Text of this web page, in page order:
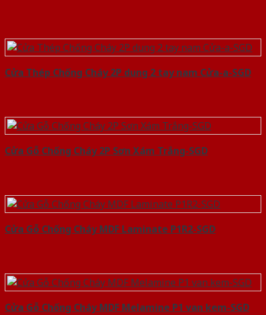
Cửa Thép Chống Cháy 2P dung 2 tay nam Cửa-a-SGD
Cửa Gỗ Chống Cháy 2P Sơn Xám Trắng-SGD
Cửa Gỗ Chống Cháy MDF Laminate P1R2-SGD
Cửa Gỗ Chống Cháy MDF Melamine P1 van kem-SGD